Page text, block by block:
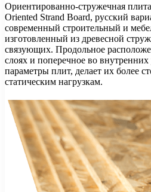
Ориентированно-стружечная
Oriented Strand Board, русский
современный строительный и
изготовленный из древесной
связующих. Продольное
слоях и поперечное во
параметры плит, делает их более
статическим нагрузкам.